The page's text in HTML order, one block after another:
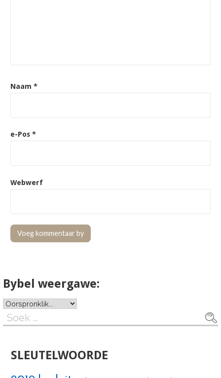
Naam *
e-Pos *
Webwerf
Bybel weergawe:
Soek
na:
SLEUTELWOORDE